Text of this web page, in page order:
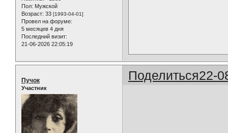
Пол: Мужской
Возраст: 33 [1993-04-01]
Провел на форуме:
5 месяцев 4 дня
Последний визит:
21-06-2026 22:05:19
Поделиться22-
Пучок
Участник